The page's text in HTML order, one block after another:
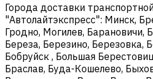
Города доставки
"Автолайтэкспресс": Минск,
Гродно, Могилев, Барановичи,
Береза, Березино, Березовка,
Бобруйск , Большая
Браслав, Буда-Кошелево,